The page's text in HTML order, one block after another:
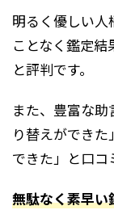
明るく優しい
ことなく鑑定
と評判です。
また、豊富な
り替えができ
できた」と口コ
無駄なく素早い